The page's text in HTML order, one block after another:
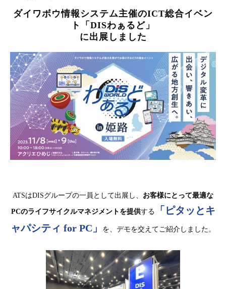
ダイワボウ情報システム主催のICT総合イベン
ト「DISわぁるど」
に出展しました
ATSはDISグループの一員として出展し、 お客様にとって最適な
PCのライフサイクルマネジメントを提供する 「ピタッとキ
ャパシティ for PC 」 を、デモを交えてご紹介しました。